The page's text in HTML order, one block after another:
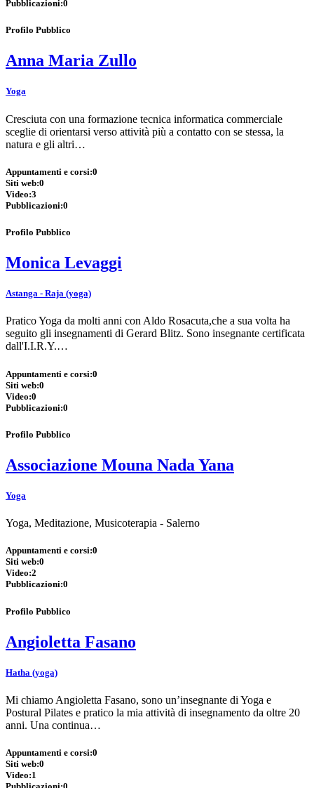
Pubblicazioni:0
Profilo Pubblico
Anna Maria Zullo
Yoga
Cresciuta con una formazione tecnica informatica commerciale
sceglie di orientarsi verso attività più a contatto con se stessa, la
natura e gli altri…
Appuntamenti e corsi:0
Siti web:0
Video:3
Pubblicazioni:0
Profilo Pubblico
Monica Levaggi
Astanga - Raja (yoga)
Pratico Yoga da molti anni con Aldo Rosacuta,che a sua volta ha
seguito gli insegnamenti di Gerard Blitz. Sono insegnante certificata
dall'I.I.R.Y.…
Appuntamenti e corsi:0
Siti web:0
Video:0
Pubblicazioni:0
Profilo Pubblico
Associazione Mouna Nada Yana
Yoga
Yoga, Meditazione, Musicoterapia - Salerno
Appuntamenti e corsi:0
Siti web:0
Video:2
Pubblicazioni:0
Profilo Pubblico
Angioletta Fasano
Hatha (yoga)
Mi chiamo Angioletta Fasano, sono un’insegnante di Yoga e
Postural Pilates e pratico la mia attività di insegnamento da oltre 20
anni. Una continua…
Appuntamenti e corsi:0
Siti web:0
Video:1